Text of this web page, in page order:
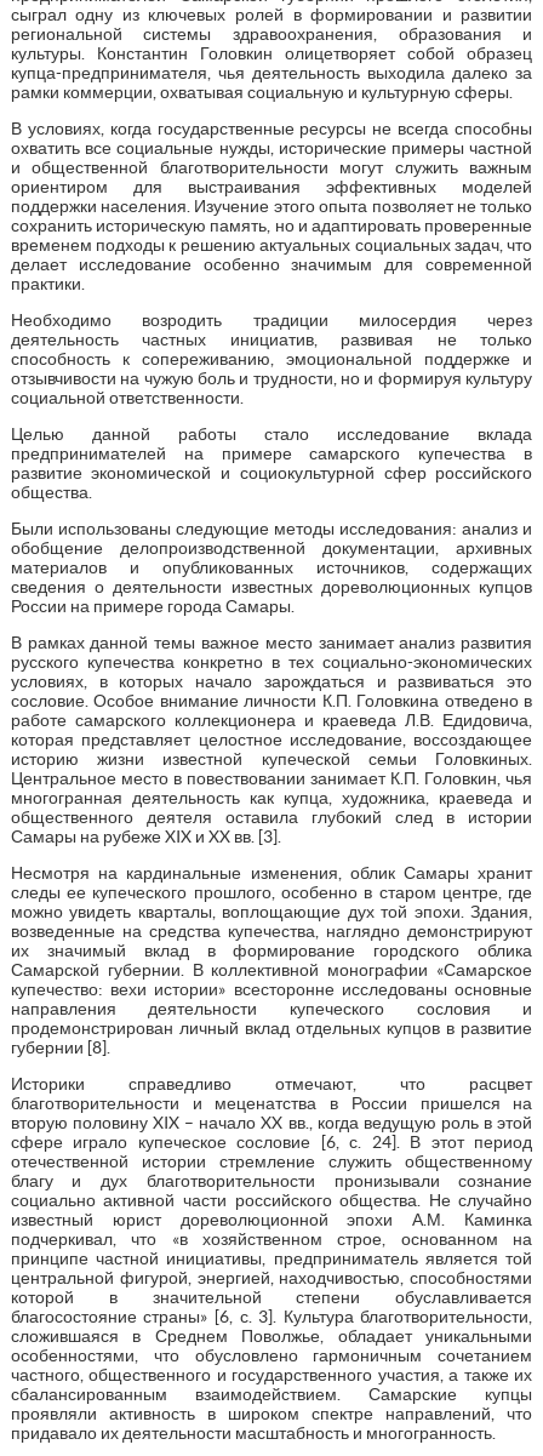
сыграл одну из ключевых ролей в формировании и развитии
региональной системы здравоохранения, образования и
культуры. Константин Головкин олицетворяет собой образец
купца-предпринимателя, чья деятельность выходила далеко за
рамки коммерции, охватывая социальную и культурную сферы.
В условиях, когда государственные ресурсы не всегда способны
охватить все социальные нужды, исторические примеры частной
и общественной благотворительности могут служить важным
ориентиром для выстраивания эффективных моделей
поддержки населения. Изучение этого опыта позволяет не только
сохранить историческую память, но и адаптировать проверенные
временем подходы к решению актуальных социальных задач, что
делает исследование особенно значимым для современной
практики.
Необходимо возродить традиции милосердия через
деятельность частных инициатив, развивая не только
способность к сопереживанию, эмоциональной поддержке и
отзывчивости на чужую боль и трудности, но и формируя культуру
социальной ответственности.
Целью данной работы стало исследование вклада
предпринимателей на примере самарского купечества в
развитие экономической и социокультурной сфер российского
общества.
Были использованы следующие методы исследования: анализ и
обобщение делопроизводственной документации, архивных
материалов и опубликованных источников, содержащих
сведения о деятельности известных дореволюционных купцов
России на примере города Самары.
В рамках данной темы важное место занимает анализ развития
русского купечества конкретно в тех социально-экономических
условиях, в которых начало зарождаться и развиваться это
сословие. Особое внимание личности К.П. Головкина отведено в
работе самарского коллекционера и краеведа Л.В. Едидовича,
которая представляет целостное исследование, воссоздающее
историю жизни известной купеческой семьи Головкиных.
Центральное место в повествовании занимает К.П. Головкин, чья
многогранная деятельность как купца, художника, краеведа и
общественного деятеля оставила глубокий след в истории
Самары на рубеже XIX и XX вв. [3].
Несмотря на кардинальные изменения, облик Самары хранит
следы ее купеческого прошлого, особенно в старом центре, где
можно увидеть кварталы, воплощающие дух той эпохи. Здания,
возведенные на средства купечества, наглядно демонстрируют
их значимый вклад в формирование городского облика
Самарской губернии. В коллективной монографии «Самарское
купечество: вехи истории» всесторонне исследованы основные
направления деятельности купеческого сословия и
продемонстрирован личный вклад отдельных купцов в развитие
губернии [8].
Историки справедливо отмечают, что расцвет
благотворительности и меценатства в России пришелся на
вторую половину XIX – начало XX вв., когда ведущую роль в этой
сфере играло купеческое сословие [6, с. 24]. В этот период
отечественной истории стремление служить общественному
благу и дух благотворительности пронизывали сознание
социально активной части российского общества. Не случайно
известный юрист дореволюционной эпохи А.М. Каминка
подчеркивал, что «в хозяйственном строе, основанном на
принципе частной инициативы, предприниматель является той
центральной фигурой, энергией, находчивостью, способностями
которой в значительной степени обуславливается
благосостояние страны» [6, с. 3]. Культура благотворительности,
сложившаяся в Среднем Поволжье, обладает уникальными
особенностями, что обусловлено гармоничным сочетанием
частного, общественного и государственного участия, а также их
сбалансированным взаимодействием. Самарские купцы
проявляли активность в широком спектре направлений, что
придавало их деятельности масштабность и многогранность.